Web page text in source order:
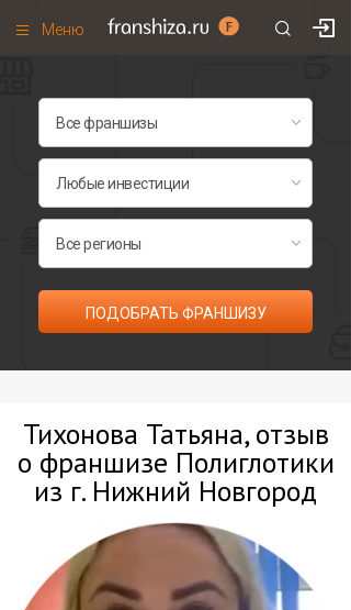
Меню
Франшизы по категориям
ПОДОБРАТЬ ФРАНШИЗУ
Тихонова Татьяна, отзыв
о франшизе Полиглотики
из г. Нижний Новгород